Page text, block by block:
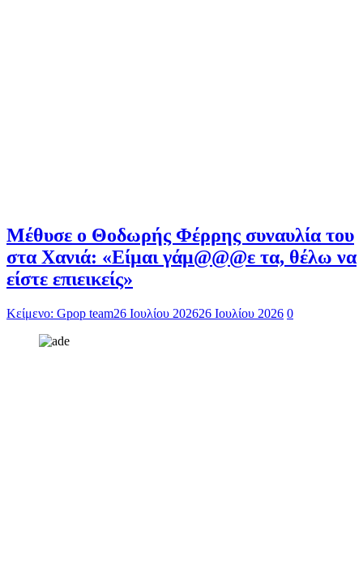
Μέθυσε ο Θοδωρής Φέρρης συναυλία του
στα Χανιά: «Είμαι γάμ@@@ε τα, θέλω να
είστε επιεικείς»
Κείμενο: Gpop team26 Ιουλίου 202626 Ιουλίου 2026 0